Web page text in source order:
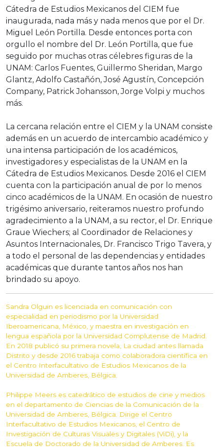
Cátedra de Estudios Mexicanos del CIEM fue
inaugurada, nada más y nada menos que por el Dr.
Miguel León Portilla. Desde entonces porta con
orgullo el nombre del Dr. León Portilla, que fue
seguido por muchas otras célebres figuras de la
UNAM: Carlos Fuentes, Guillermo Sheridan, Margo
Glantz, Adolfo Castañón, José Agustín, Concepción
Company, Patrick Johansson, Jorge Volpi y muchos
más.
La cercana relación entre el CIEM y la UNAM consiste
además en un acuerdo de intercambio académico y
una intensa participación de los académicos,
investigadores y especialistas de la UNAM en la
Cátedra de Estudios Mexicanos. Desde 2016 el CIEM
cuenta con la participación anual de por lo menos
cinco académicos de la UNAM. En ocasión de nuestro
trigésimo aniversario, reiteramos nuestro profundo
agradecimiento a la UNAM, a su rector, el Dr. Enrique
Graue Wiechers; al Coordinador de Relaciones y
Asuntos Internacionales, Dr. Francisco Trigo Tavera, y
a todo el personal de las dependencias y entidades
académicas que durante tantos años nos han
brindado su apoyo.
Sandra Olguin es licenciada en comunicación con
especialidad en periodismo por la Universidad
Iberoamericana, México, y maestra en investigación en
lengua española por la Universidad Complutense de Madrid.
En 2018 publicó su primera novela, La ciudad antes llamada
Distrito y desde 2016 trabaja como colaboradora científica en
el Centro Interfacultativo de Estudios Mexicanos de la
Universidad de Amberes, Bélgica.
Philippe Meers es catedrático de estudios de cine y medios
en el departamento de Ciencias de la Comunicación de la
Universidad de Amberes, Bélgica. Dirige el Centro
Interfacultativo de Estudios Mexicanos, el Centro de
Investigación de Culturas Visuales y Digitales (ViDi), y la
Escuela de Doctorado de la Universidad de Amberes. Es